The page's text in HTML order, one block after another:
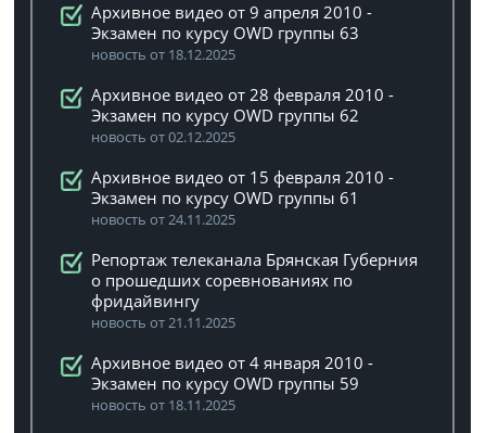
Архивное видео от 9 апреля 2010 -
Экзамен по курсу OWD группы 63
новость от 18.12.2025
Архивное видео от 28 февраля 2010 -
Экзамен по курсу OWD группы 62
новость от 02.12.2025
Архивное видео от 15 февраля 2010 -
Экзамен по курсу OWD группы 61
новость от 24.11.2025
Репортаж телеканала Брянская Губерния
о прошедших соревнованиях по
фридайвингу
новость от 21.11.2025
Архивное видео от 4 января 2010 -
Экзамен по курсу OWD группы 59
новость от 18.11.2025